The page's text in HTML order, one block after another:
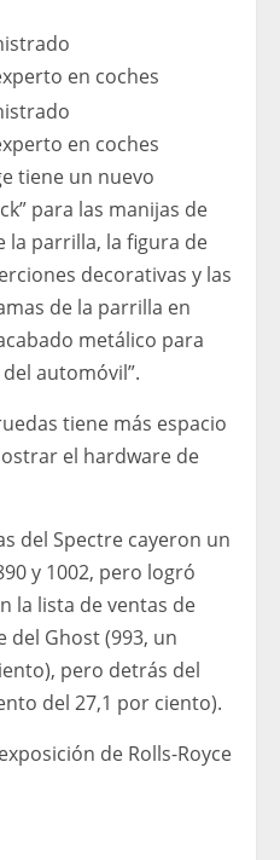
en coches
en coches
tiene un nuevo
para las manijas de
la parrilla, la figura de
decorativas y las
de la parrilla en
metálico para
automóvil”.
tiene más espacio
el hardware de
del Spectre cayeron un
y 1002, pero logró
la lista de ventas de
del Ghost (993, un
pero detrás del
del 27,1 por ciento).
de Rolls-Royce